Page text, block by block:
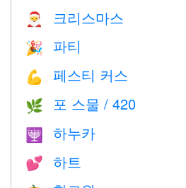
🎅 크리스마스
🎉 파티
💪 페스티 커스
🌿 포 스물 / 420
🕎 하누카
💕 하트